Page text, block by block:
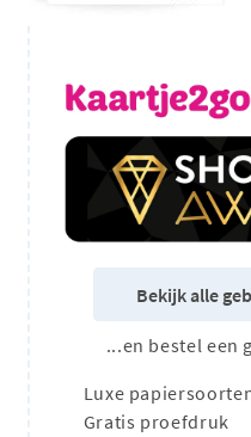
Bekijk alle
...en bestel een
Luxe
Gratis proefdruk